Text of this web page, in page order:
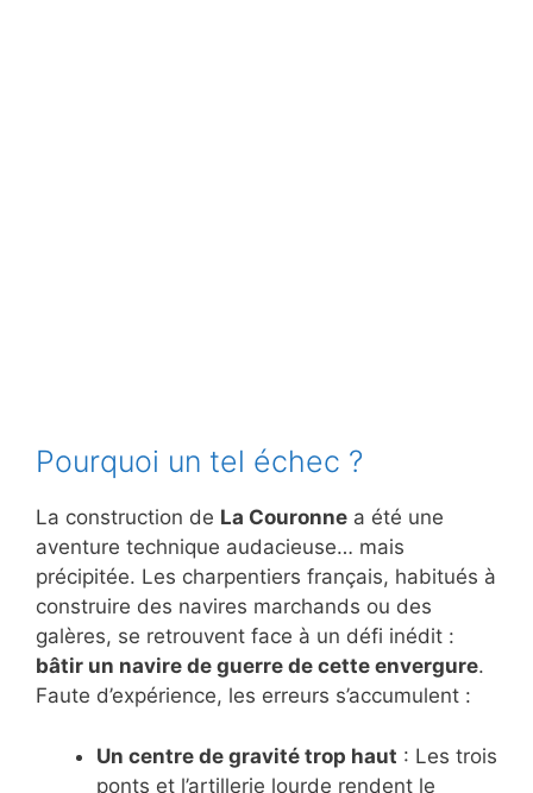
Pourquoi un tel échec ?
La construction de La Couronne a été une
aventure technique audacieuse… mais
précipitée. Les charpentiers français, habitués à
construire des navires marchands ou des
galères, se retrouvent face à un défi inédit :
bâtir un navire de guerre de cette envergure.
Faute d’expérience, les erreurs s’accumulent :
Un centre de gravité trop haut : Les trois
ponts et l’artillerie lourde rendent le